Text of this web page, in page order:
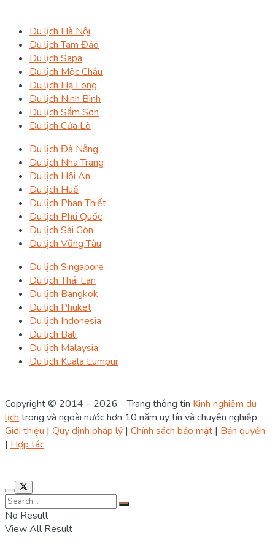
Du lịch Hà Nội
Du lịch Tam Đảo
Du lịch Sapa
Du lịch Mộc Châu
Du lịch Hạ Long
Du lịch Ninh Bình
Du lịch Sầm Sơn
Du lịch Cửa Lò
Du lịch Đà Nẵng
Du lịch Nha Trang
Du lịch Hội An
Du lịch Huế
Du lịch Phan Thiết
Du lịch Phú Quốc
Du lịch Sài Gòn
Du lịch Vũng Tàu
Du lịch Singapore
Du lịch Thái Lan
Du lịch Bangkok
Du lịch Phuket
Du lịch Indonesia
Du lịch Bali
Du lịch Malaysia
Du lịch Kuala Lumpur
Copyright © 2014 – 2026 - Trang thông tin Kinh nghiệm du
lịch trong và ngoài nước hơn 10 năm uy tín và chuyên nghiệp.
Giới thiệu | Quy định pháp lý | Chính sách bảo mật | Bản quyền
| Hợp tác
No Result
View All Result